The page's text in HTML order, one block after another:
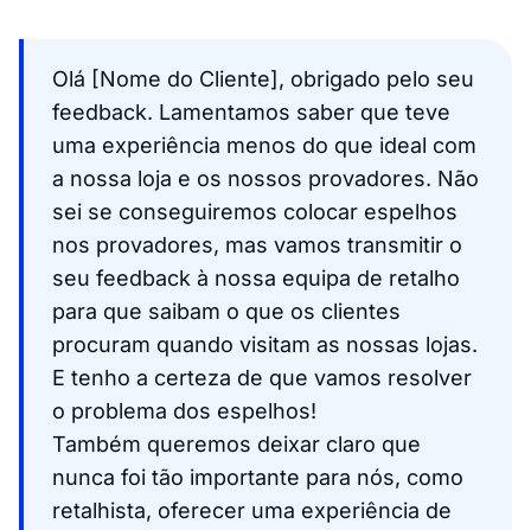
Olá [Nome do Cliente], obrigado pelo seu
feedback. Lamentamos saber que teve
uma experiência menos do que ideal com
a nossa loja e os nossos provadores. Não
sei se conseguiremos colocar espelhos
nos provadores, mas vamos transmitir o
seu feedback à nossa equipa de retalho
para que saibam o que os clientes
procuram quando visitam as nossas lojas.
E tenho a certeza de que vamos resolver
o problema dos espelhos!
Também queremos deixar claro que
nunca foi tão importante para nós, como
retalhista, oferecer uma experiência de